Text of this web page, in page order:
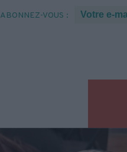
ABONNEZ-VOUS :